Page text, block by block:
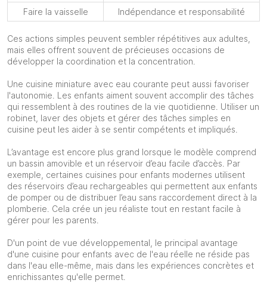
Faire la vaisselle Indépendance et responsabilité
Ces actions simples peuvent sembler répétitives aux adultes,
mais elles offrent souvent de précieuses occasions de
développer la coordination et la concentration.
Une cuisine miniature avec eau courante peut aussi favoriser
l'autonomie. Les enfants aiment souvent accomplir des tâches
qui ressemblent à des routines de la vie quotidienne. Utiliser un
robinet, laver des objets et gérer des tâches simples en
cuisine peut les aider à se sentir compétents et impliqués.
L’avantage est encore plus grand lorsque le modèle comprend
un bassin amovible et un réservoir d’eau facile d’accès. Par
exemple, certaines cuisines pour enfants modernes utilisent
des réservoirs d’eau rechargeables qui permettent aux enfants
de pomper ou de distribuer l’eau sans raccordement direct à la
plomberie. Cela crée un jeu réaliste tout en restant facile à
gérer pour les parents.
D'un point de vue développemental, le principal avantage
d'une cuisine pour enfants avec de l'eau réelle ne réside pas
dans l'eau elle-même, mais dans les expériences concrètes et
enrichissantes qu'elle permet.